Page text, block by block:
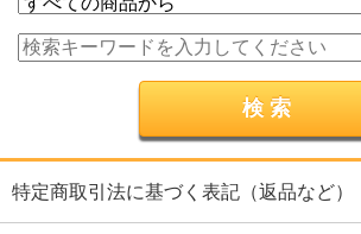
特定商取引法に基づく表記（返品など）